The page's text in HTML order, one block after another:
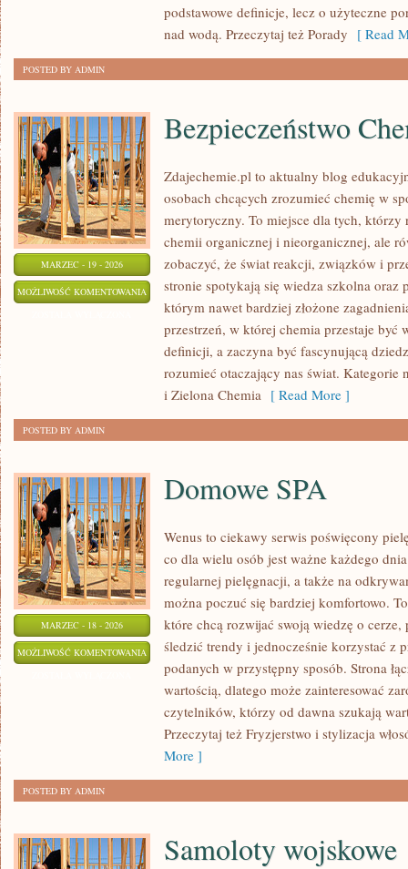
podstawowe definicje, lecz o użyteczne
nad wodą. Przeczytaj też Porady [ Read
POSTED BY ADMIN
MARZEC - 19 - 2026
MOŻLIWOŚĆ KOMENTOWANIA BEZPIECZEŃSTWO
CHEMICZNE
Bezpieczeństwo
Zdajechemie.pl to aktualny blog
osobach chcących zrozumieć chemię w
merytoryczny. To miejsce dla tych, którzy
chemii organicznej i nieorganicznej, ale
zobaczyć, że świat reakcji, związków i
stronie spotykają się wiedza szkolna oraz
którym nawet bardziej złożone
przestrzeń, w której chemia przestaje być
definicji, a zaczyna być fascynującą
rozumieć otaczający nas świat. Kategorie
i Zielona Chemia [ Read More ]
POSTED BY ADMIN
MARZEC - 18 - 2026
MOŻLIWOŚĆ KOMENTOWANIA DOMOWE
Domowe SPA
Wenus to ciekawy serwis poświęcony
co dla wielu osób jest ważne każdego
regularnej pielęgnacji, a także na
można poczuć się bardziej komfortowo.
które chcą rozwijać swoją wiedzę o
śledzić trendy i jednocześnie korzystać z
podanych w przystępny sposób. Strona
wartością, dlatego może zainteresować
czytelników, którzy od dawna szukają
Przeczytaj też Fryzjerstwo i stylizacja
More ]
POSTED BY ADMIN
Samoloty wojskowe